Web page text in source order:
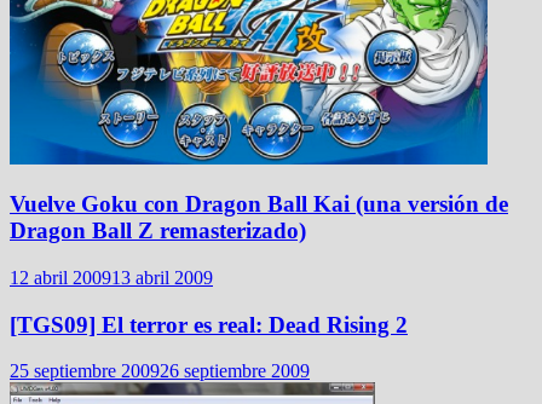
Vuelve Goku con Dragon Ball Kai (una versión de
Dragon Ball Z remasterizado)
12 abril 200913 abril 2009
[TGS09] El terror es real: Dead Rising 2
25 septiembre 200926 septiembre 2009